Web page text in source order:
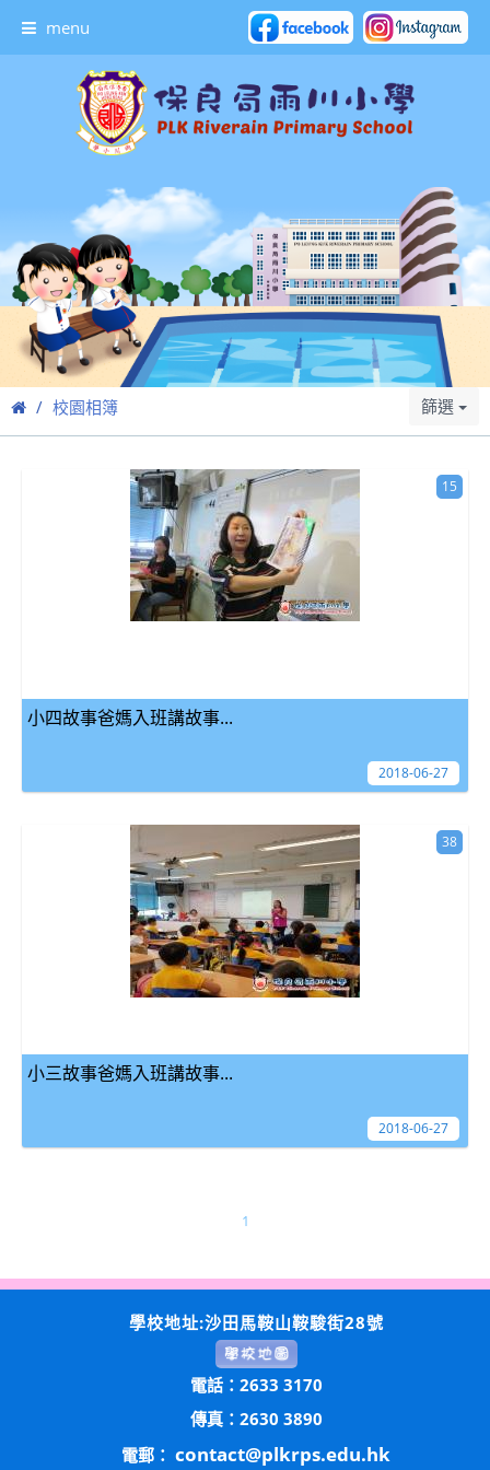
menu
校園相簿 篩選
小四故事爸媽入班講故事...
15
2018-06-27
小三故事爸媽入班講故事...
38
2018-06-27
1
學校地址:沙田馬鞍山鞍駿街28號
電話：2633 3170
傳真：2630 3890
電郵： contact@plkrps.edu.hk